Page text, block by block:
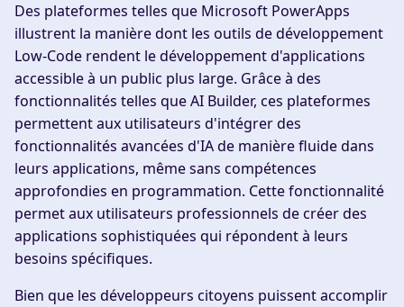
Des plateformes telles que Microsoft PowerApps
illustrent la manière dont les outils de développement
Low-Code rendent le développement d'applications
accessible à un public plus large. Grâce à des
fonctionnalités telles que AI Builder, ces plateformes
permettent aux utilisateurs d'intégrer des
fonctionnalités avancées d'IA de manière fluide dans
leurs applications, même sans compétences
approfondies en programmation. Cette fonctionnalité
permet aux utilisateurs professionnels de créer des
applications sophistiquées qui répondent à leurs
besoins spécifiques.
Bien que les développeurs citoyens puissent accomplir